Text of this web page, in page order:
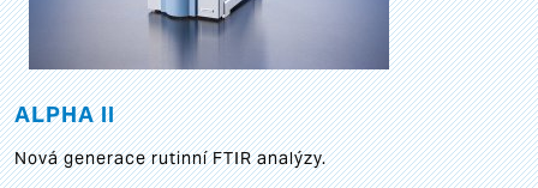
ALPHA II
Nová generace rutinní FTIR analýzy.